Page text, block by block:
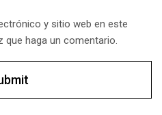
y sitio web en este
que haga un comentario.